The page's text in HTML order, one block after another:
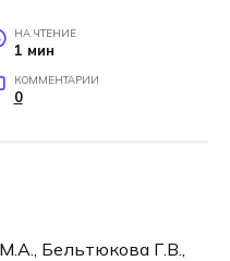
НА ЧТЕНИЕ
1 мин
КОММЕНТАРИИ
0
Бельтюкова Г.В.,